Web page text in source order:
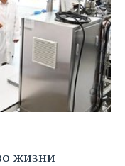
жизни